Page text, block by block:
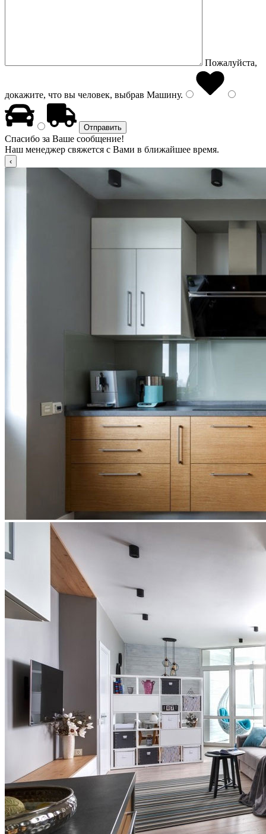
Пожалуйста,
докажите, что вы человек, выбрав Машину.
Спасибо за Ваше сообщение!
Наш менеджер свяжется с Вами в ближайшее время.